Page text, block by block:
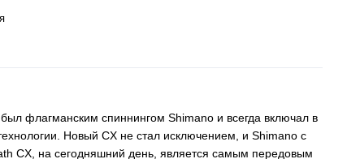
флагманским спиннингом Shimano и всегда включал в
Новый CX не стал исключением, и Shimano с
CX, на сегодняшний день, является самым передовым